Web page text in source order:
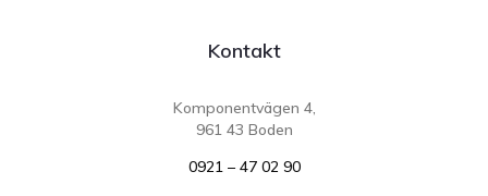
Kontakt
Komponentvägen 4,
961 43 Boden
0921 – 47 02 90